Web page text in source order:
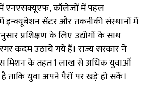
एनएसक्यूएफ, कॉलेजों में पहल
में इन्क्यूबेशन सेंटर और तकनीकी संस्थानों में
प्रशिक्षण के लिए उद्योगों के साथ
कदम उठाये गये हैं। राज्य सरकार ने
मिशन के तहत 1 लाख से अधिक युवाओं
ताकि युवा अपने पैरों पर खड़े हो सकें।